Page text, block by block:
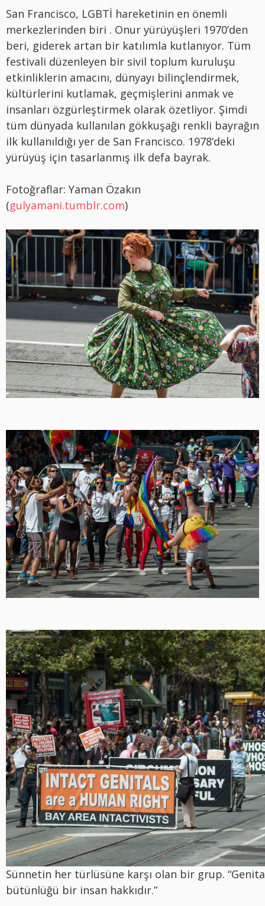
San Francisco, LGBTİ hareketinin en önemli
merkezlerinden biri . Onur yürüyüşleri 1970’den
beri, giderek artan bir katılımla kutlanıyor. Tüm
festivali düzenleyen bir sivil toplum kuruluşu
etkinliklerin amacını, dünyayı bilinçlendirmek,
kültürlerini kutlamak, geçmişlerini anmak ve
insanları özgürleştirmek olarak özetliyor. Şimdi
tüm dünyada kullanılan gökkuşağı renkli bayrağın
ilk kullanıldığı yer de San Francisco. 1978’deki
yürüyüş için tasarlanmış ilk defa bayrak.
Fotoğraflar: Yaman Özakın
(gulyamani.tumblr.com)
Sünnetin her türlüsüne karşı olan bir grup.
bütünlüğü bir insan hakkıdır.”